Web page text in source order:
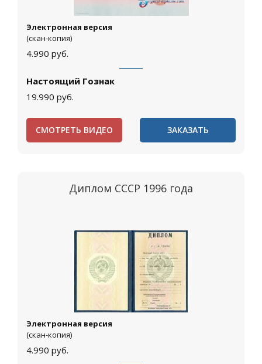
Электронная версия
(скан-копия)
4.990 руб.
Настоящий Гознак
19.990 руб.
СМОТРЕТЬ ВИДЕО ЗАКАЗАТЬ
Диплом СССР 1996 года
Электронная версия
(скан-копия)
4.990 руб.